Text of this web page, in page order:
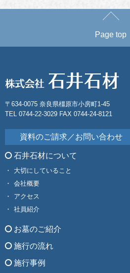
Page top
〒634-0075 奈良県橿原市小房町1-45
TEL 0744-22-3029 FAX 0744-24-8121
資料のご請求／お問い合わせ
石井石材について
大切にしていること
会社概要
アクセス
社員紹介
お墓のご紹介
施行の流れ
施行事例